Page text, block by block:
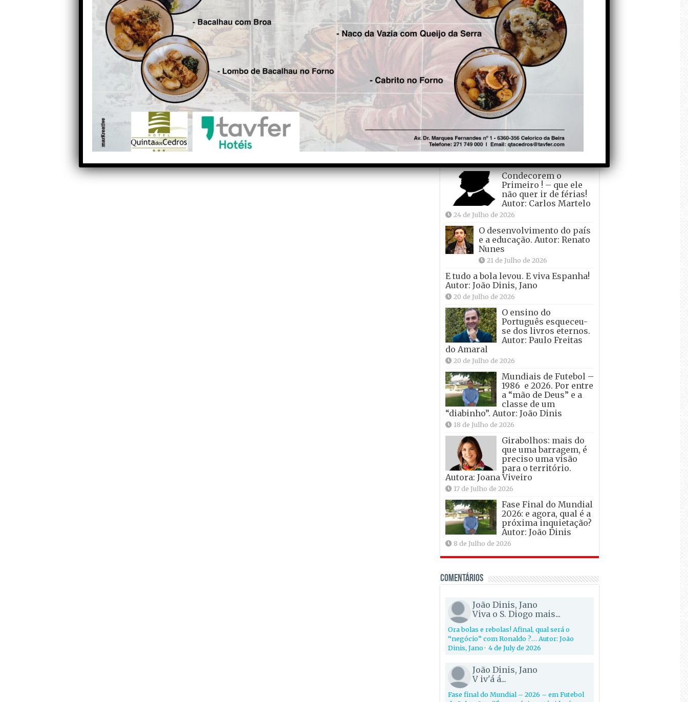
Partilhe com os seus amigos nas redes sociais!
Concerto de Hélder Bruno ao
piano e à luz das estrelas em
Fajão
Bombeiros Voluntários da
Covilhã resgatam ciclista na
Serra da Estrela
A marca Sporting em
todo o mundo está a
crescer atrás de
Ronaldo. Autor: Paulo
Freitas do Amaral
5 de Agosto de 2026
Falso crescimento…
Autor: Nuno Pereira
1 de Agosto de 2026
Tadei Pogacar vence o
“Tour” – A “Volta a
França em Bicicleta”
pela quinta vez! Autor:
João Dinis
Condecorem o
Primeiro ! – que ele
não quer ir de férias!
Autor: Carlos Martelo
24 de Julho de 2026
O desenvolvimento do país
e a educação. Autor: Renato
Nunes
21 de Julho de 2026
E tudo a bola levou. E viva Espanha!
Autor: João Dinis, Jano
20 de Julho de 2026
O ensino do
Português esqueceu-
se dos livros eternos.
Autor: Paulo Freitas
do Amaral
20 de Julho de 2026
Mundiais de Futebol –
1986 e 2026. Por entre
a “mão de Deus” e a
classe de um
“diabinho”. Autor: João Dinis
18 de Julho de 2026
Girabolhos: mais do
que uma barragem, é
preciso uma visão
para o território.
Autora: Joana Viveiro
17 de Julho de 2026
Fase Final do Mundial
2026: e agora, qual é a
próxima inquietação?
Autor: João Dinis
8 de Julho de 2026
Comentários
João Dinis, Jano
Viva o S. Diogo mais...
Ora bolas e rebolas! Afinal, qual será o
“negócio” com Ronaldo ?… Autor: João
Dinis, Jano· 4 de July de 2026
João Dinis, Jano
V iv'á á...
Fase final do Mundial – 2026 – em Futebol